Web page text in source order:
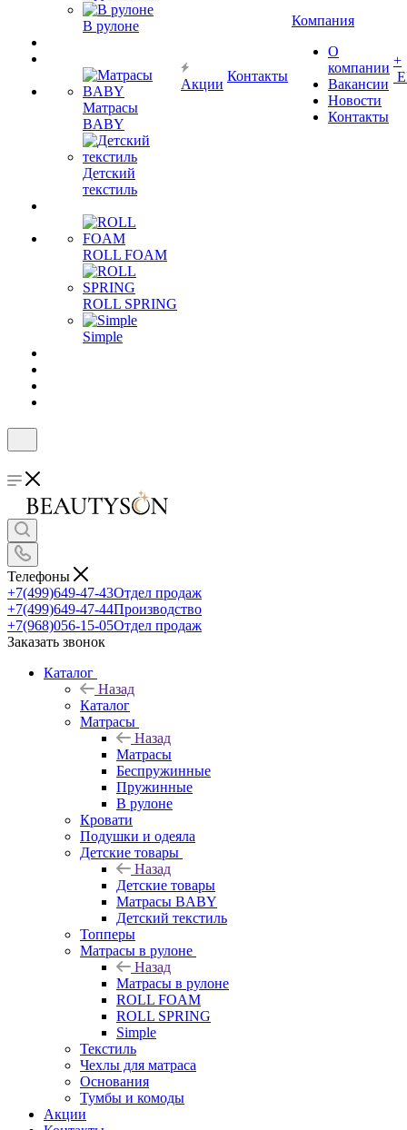
В рулоне
Матрасы
BABY
Детский
текстиль
ROLL FOAM
ROLL SPRING
Simple
Акции
Контакты
Компания
О
компании
Вакансии
Новости
Контакты
+
Телефоны
+7(499)649-47-43Отдел продаж
+7(499)649-47-44Производство
+7(968)056-15-05Отдел продаж
Заказать звонок
Каталог
Назад
Каталог
Матрасы
Назад
Матрасы
Беспружинные
Пружинные
В рулоне
Кровати
Подушки и одеяла
Детские товары
Назад
Детские товары
Матрасы BABY
Детский текстиль
Топперы
Матрасы в рулоне
Назад
Матрасы в рулоне
ROLL FOAM
ROLL SPRING
Simple
Текстиль
Чехлы для матраса
Основания
Тумбы и комоды
Акции